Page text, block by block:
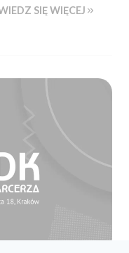
SIĘ WIĘCEJ